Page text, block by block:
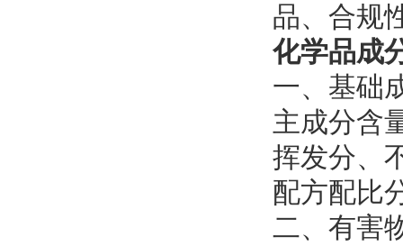
品、合规
化学品成
一、基础
主成分含
挥发分、
配方配比
二、有害